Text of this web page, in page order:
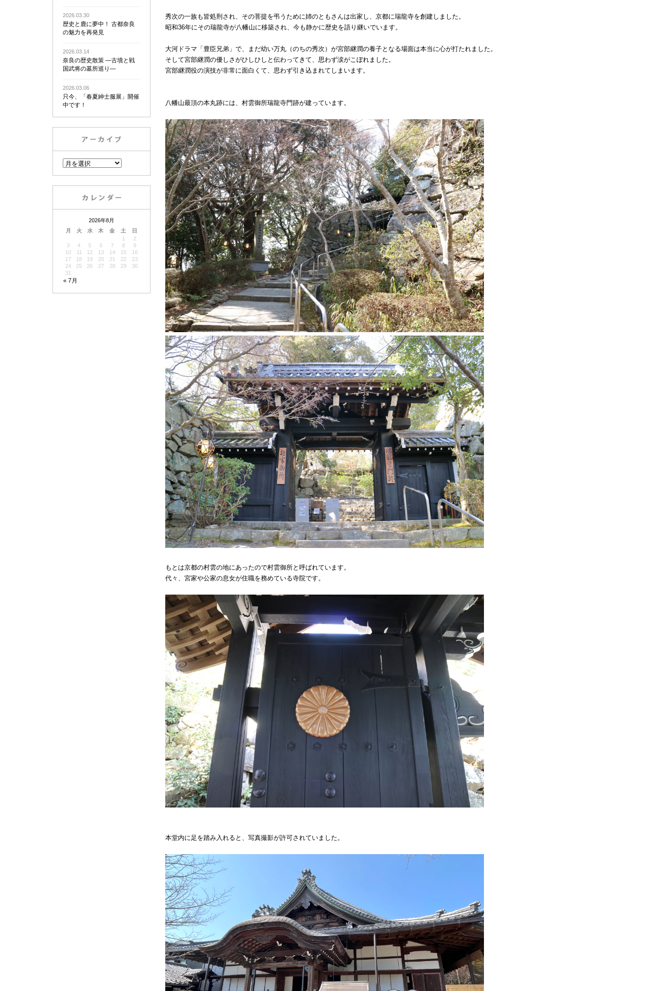
2026.03.30
歴史と鹿に夢中！ 古都奈良
の魅力を再発見
2026.03.14
奈良の歴史散策 ―古墳と戦
国武将の墓所巡り―
2026.03.06
只今、「春夏紳士服展」開催
中です！
2026年8月
月
火 水 木 金 土 日
« 7月
1
2
3
4 5 6 7 8
9
10
11 12 13 14 15
16
17
18 19 20 21 22
23
24
25 26 27 28 29
30
31
秀次の一族も皆処刑され、その菩提を弔うために姉のともさんは出家し、京都に瑞龍寺を創建しました。
昭和36年にその瑞龍寺が八幡山に移築され、今も静かに歴史を語り継いでいます。
大河ドラマ「豊臣兄弟」で、まだ幼い万丸（のちの秀次）が宮部継潤の養子となる場面は本当に心が打たれました。
そして宮部継潤の優しさがひしひしと伝わってきて、思わず涙がこぼれました。
宮部継潤役の演技が非常に面白くて、思わず引き込まれてしまいます。
八幡山最頂の本丸跡には、村雲御所瑞龍寺門跡が建っています。
もとは京都の村雲の地にあったので村雲御所と呼ばれています。
代々、宮家や公家の息女が住職を務めている寺院です。
本堂内に足を踏み入れると、写真撮影が許可されていました。